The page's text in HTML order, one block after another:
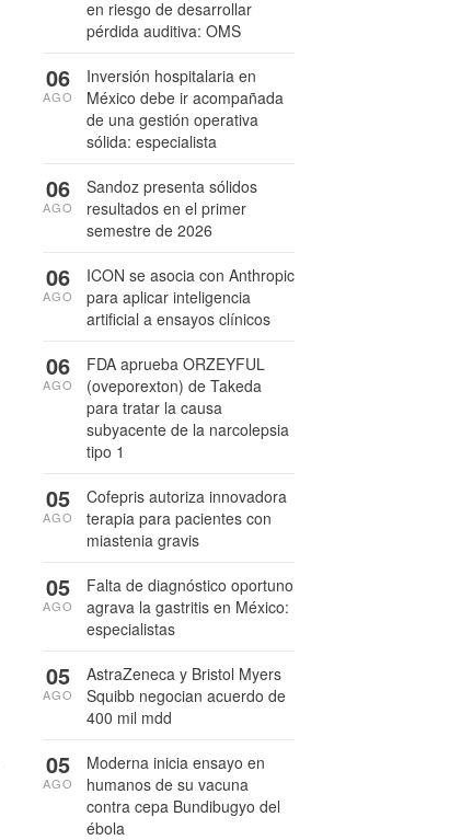
en riesgo de desarrollar
pérdida auditiva: OMS
Inversión hospitalaria en
México debe ir acompañada
de una gestión operativa
sólida: especialista
06
AGO
Sandoz presenta sólidos
resultados en el primer
semestre de 2026
06
AGO
ICON se asocia con Anthropic
para aplicar inteligencia
artificial a ensayos clínicos
06
AGO
FDA aprueba ORZEYFUL
(oveporexton) de Takeda
para tratar la causa
subyacente de la narcolepsia
tipo 1
06
AGO
Cofepris autoriza innovadora
terapia para pacientes con
miastenia gravis
05
AGO
Falta de diagnóstico oportuno
agrava la gastritis en México:
especialistas
05
AGO
AstraZeneca y Bristol Myers
Squibb negocian acuerdo de
400 mil mdd
05
AGO
Moderna inicia ensayo en
humanos de su vacuna
contra cepa Bundibugyo del
ébola
05
AGO